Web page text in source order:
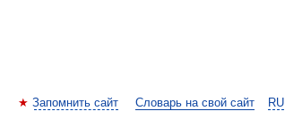
RU
Запомнить сайт Словарь на свой сайт